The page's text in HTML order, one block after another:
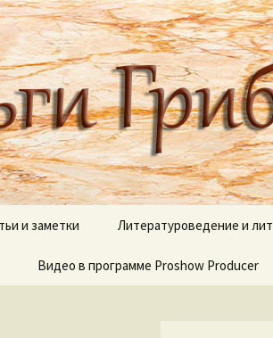
литературоведа
и заметки
XVIII век
Литературоведение и
В дебрях книжных
Видео в программе Proshow Producer